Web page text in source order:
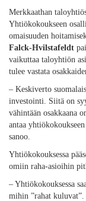
Merkkaathan
Yhtiökokoukseen
omaisuuden
Falck-Hvilstafeldt
vaikuttaa taloyhtiön
tulee vastata
– Keskiverto
investointi. Siitä on
vähintään osakkaana
antaa
sanoo.
Yhtiökokouksessa
omiin raha-asioihin
– Yhtiökokouksessa
mihin ”rahat